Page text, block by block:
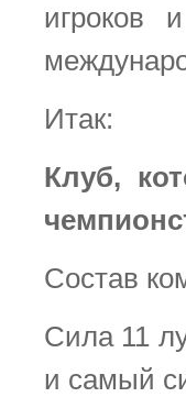
игроков
Итак:
Клуб,
Состав
Сила 11
и самый